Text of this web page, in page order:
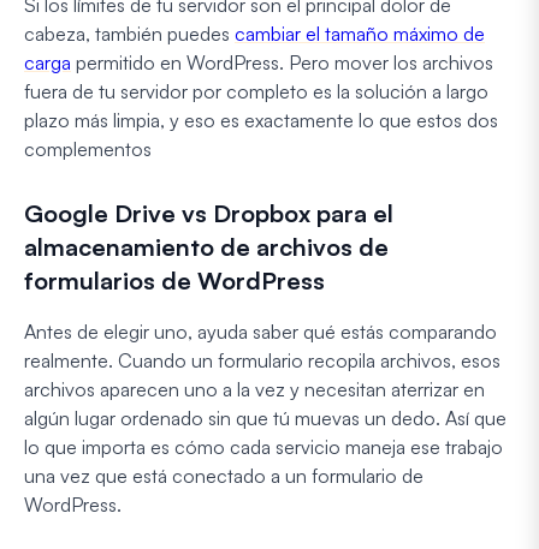
cabeza, también puedes cambiar el tamaño máximo de
carga permitido en WordPress. Pero mover los archivos
fuera de tu servidor por completo es la solución a largo
plazo más limpia, y eso es exactamente lo que estos dos
complementos
Google Drive vs Dropbox para el
almacenamiento de archivos de
formularios de WordPress
Antes de elegir uno, ayuda saber qué estás comparando
realmente. Cuando un formulario recopila archivos, esos
archivos aparecen uno a la vez y necesitan aterrizar en
algún lugar ordenado sin que tú muevas un dedo. Así que
lo que importa es cómo cada servicio maneja ese trabajo
una vez que está conectado a un formulario de
WordPress.